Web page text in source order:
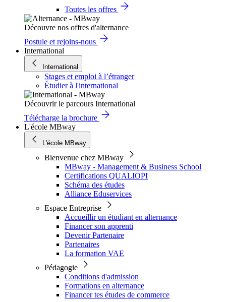
Toutes les offres
Découvre nos offres d'alternance
Postule et rejoins-nous
International
International
Stages et emploi à l’étranger
Étudier à l'international
Découvrir le parcours International
Télécharge la brochure
L'école MBway
L'école MBway
Bienvenue chez MBway
MBway - Management & Business School
Certifications QUALIOPI
Schéma des études
Alliance Eduservices
Espace Entreprise
Accueillir un étudiant en alternance
Financer son apprenti
Devenir Partenaire
Partenaires
La formation VAE
Pédagogie
Conditions d'admission
Formations en alternance
Financer tes études de commerce